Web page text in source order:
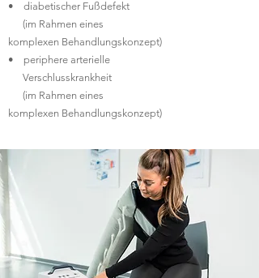
• diabetischer Fußdefekt
(im Rahmen eines
komplexen Behandlungskonzept)
• periphere arterielle
Verschlusskrankheit
(im Rahmen eines
komplexen Behandlungskonzept)